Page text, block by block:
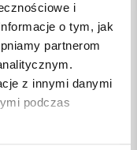
i
o tym, jak
partnerom
z innymi danymi
podczas